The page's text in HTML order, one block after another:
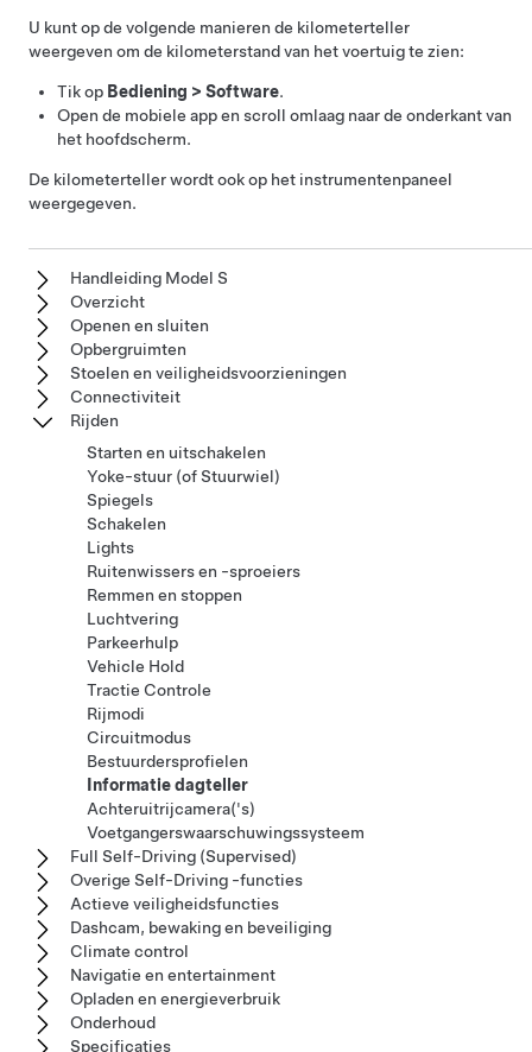
U kunt op de volgende manieren de kilometerteller
weergeven om de kilometerstand van het voertuig te zien:
Tik op Bediening > Software.
Open de mobiele app en scroll omlaag naar de onderkant van
het hoofdscherm.
De kilometerteller wordt ook op het instrumentenpaneel
weergegeven.
Handleiding Model S
Overzicht
Openen en sluiten
Opbergruimten
Stoelen en veiligheidsvoorzieningen
Connectiviteit
Rijden
Starten en uitschakelen
Yoke-stuur (of Stuurwiel)
Spiegels
Schakelen
Lights
Ruitenwissers en -sproeiers
Remmen en stoppen
Luchtvering
Parkeerhulp
Vehicle Hold
Tractie Controle
Rijmodi
Circuitmodus
Bestuurdersprofielen
Informatie dagteller
Achteruitrijcamera('s)
Voetgangerswaarschuwingssysteem
Full Self-Driving (Supervised)
Overige Self-Driving -functies
Actieve veiligheidsfuncties
Dashcam, bewaking en beveiliging
Climate control
Navigatie en entertainment
Opladen en energieverbruik
Onderhoud
Specificaties